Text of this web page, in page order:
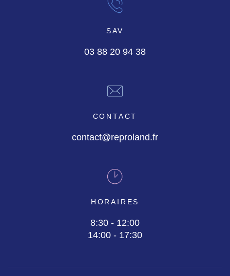
SAV
03 88 20 94 38
CONTACT
contact@reproland.fr
HORAIRES
8:30 - 12:00
14:00 - 17:30